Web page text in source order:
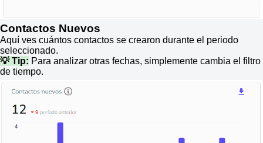
Contactos Nuevos
Aquí ves cuántos contactos se crearon durante el periodo
seleccionado.
💡 Tip: Para analizar otras fechas, simplemente cambia el filtro
de tiempo.